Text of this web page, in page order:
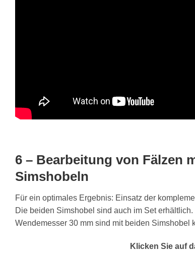
6 – Bearbeitung von Fälzen
Simshobeln
Für ein optimales Ergebnis: Einsatz der
Die beiden Simshobel sind auch im Set
Wendemesser 30 mm sind mit beiden Simshobel
Klicken Sie auf